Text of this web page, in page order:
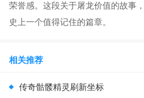
荣誉感。这段关于屠龙价值的故事
史上一个值得记住的篇章。
相关推荐
传奇骷髅精灵刷新坐标